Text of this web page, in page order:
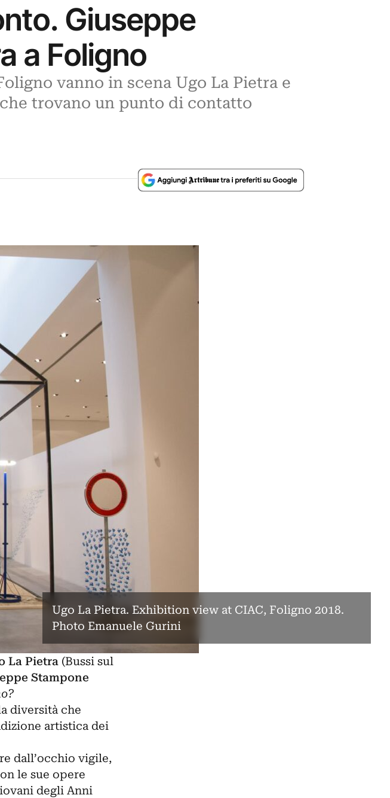
Giuseppe
a Foligno
vanno in scena Ugo La Pietra e
trovano un punto di contatto
Ugo La Pietra. Exhibition view at CIAC, Foligno 2018.
Photo Emanuele Gurini
La Pietra(Bussi sul
Stampone
diversità che
artistica dei
dall’occhio vigile,
le sue opere
degli Anni